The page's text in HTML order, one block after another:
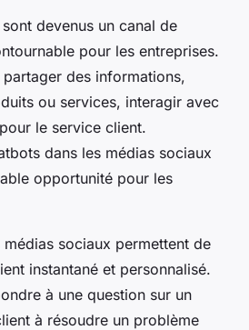
devenus un canal de
pour les entreprises.
des informations,
ou services, interagir avec
le service client.
dans les médias sociaux
opportunité pour les
sociaux permettent de
instantané et personnalisé.
à une question sur un
à résoudre un problème